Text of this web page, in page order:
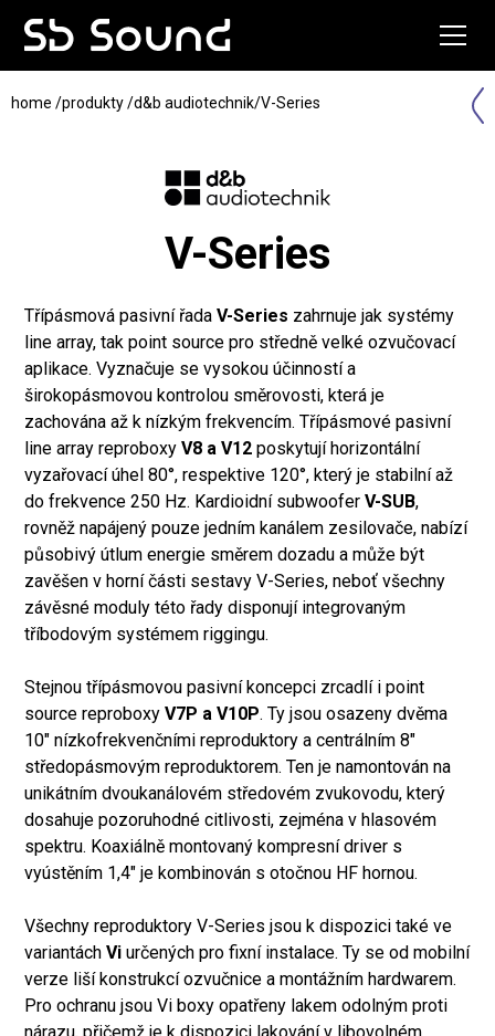
home /produkty/d&b audiotechnik/V-Series
V-Series
Třípásmová pasivní řadaV-Series zahrnuje jak systémy
line array, tak point source pro středně velké ozvučovací
aplikace. Vyznačuje se vysokou účinností a
širokopásmovou kontrolou směrovosti, která je
zachována až k nízkým frekvencím. Třípásmové pasivní
line array reproboxyV8 a V12 poskytují horizontální
vyzařovací úhel 80°, respektive 120°, který je stabilní až
do frekvence 250 Hz. Kardioidní subwooferV-SUB,
rovněž napájený pouze jedním kanálem zesilovače, nabízí
působivý útlum energie směrem dozadu a může být
zavěšen v horní části sestavy V-Series, neboť všechny
závěsné moduly této řady disponují integrovaným
tříbodovým systémem riggingu.
Stejnou třípásmovou pasivní koncepci zrcadlí i point
source reproboxyV7P a V10P. Ty jsou osazeny dvěma
10" nízkofrekvenčními reproduktory a centrálním 8"
středopásmovým reproduktorem. Ten je namontován na
unikátním dvoukanálovém středovém zvukovodu, který
dosahuje pozoruhodné citlivosti, zejména v hlasovém
spektru. Koaxiálně montovaný kompresní driver s
vyústěním 1,4" je kombinován s otočnou HF hornou.
Všechny reproduktory V-Series jsou k dispozici také ve
variantáchVi určených pro fixní instalace. Ty se od mobilní
verze liší konstrukcí ozvučnice a montážním hardwarem.
Pro ochranu jsou Vi boxy opatřeny lakem odolným proti